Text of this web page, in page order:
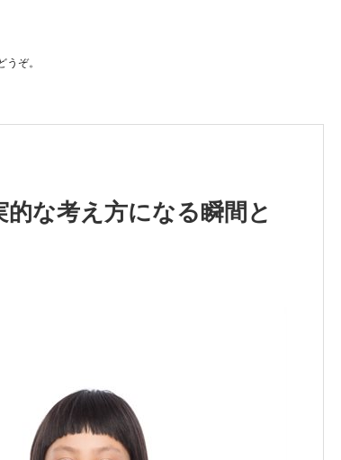
ぞ。
な考え方になる瞬間と